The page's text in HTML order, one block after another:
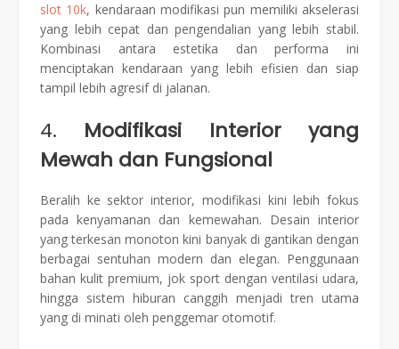
slot 10k, kendaraan modifikasi pun memiliki akselerasi
yang lebih cepat dan pengendalian yang lebih stabil.
Kombinasi antara estetika dan performa ini
menciptakan kendaraan yang lebih efisien dan siap
tampil lebih agresif di jalanan.
4. Modifikasi Interior yang
Mewah dan Fungsional
Beralih ke sektor interior, modifikasi kini lebih fokus
pada kenyamanan dan kemewahan. Desain interior
yang terkesan monoton kini banyak di gantikan dengan
berbagai sentuhan modern dan elegan. Penggunaan
bahan kulit premium, jok sport dengan ventilasi udara,
hingga sistem hiburan canggih menjadi tren utama
yang di minati oleh penggemar otomotif.